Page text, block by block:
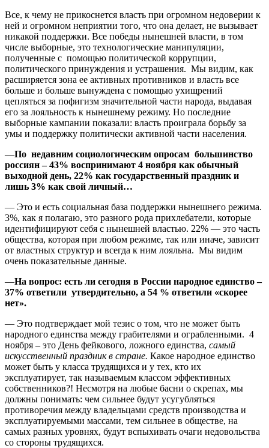
Все, к чему не прикоснется власть при огромном недоверии к
ней и огромном неприятии того, что она делает, не вызывает
никакой поддержки. Все победы нынешней власти, в том
числе выборные, это технологические манипуляции,
полученные с помощью политической коррупции,
политического принуждения и устрашения. Мы видим, как
расширяется зона ее активных противников и власть все
больше и больше вынуждена с помощью ухищрений
цепляться за пофигизм значительной части народа, выдавая
его за лояльность к нынешнему режиму. Но последние
выборные кампании показали: власть проиграла борьбу за
умы и поддержку политически активной части населения.
—По недавним социологическим опросам большинство
россиян – 43% воспринимают 4 ноября как обычный
выходной день, 22% как государственный праздник и
лишь 3% как свой личный…
— Это и есть социальная база поддержки нынешнего режима.
3%, как я полагаю, это разного рода прихлебатели, которые
идентифицируют себя с нынешней властью. 22% — это часть
общества, которая при любом режиме, так или иначе, зависит
от властных структур и всегда к ним лояльна. Мы видим
очень показательные данные.
—На вопрос: есть ли сегодня в России народное единство –
37% ответили утвердительно, а 54 % ответили «скорее
нет».
— Это подтверждает мой тезис о том, что не может быть
народного единства между грабителями и ограбленными. 4
ноября – это День фейкового, ложного единства, самый
искусственный праздник в стране. Какое народное единство
может быть у класса трудящихся и у тех, кто их
эксплуатирует, так называемым классом эффективных
собственников?! Несмотря на любые басни о скрепах, мы
должны понимать: чем сильнее будут усугубляться
противоречия между владельцами средств производства и
эксплуатируемыми массами, тем сильнее в обществе, на
самых разных уровнях, будут вспыхивать очаги недовольства
со стороны трудящихся.